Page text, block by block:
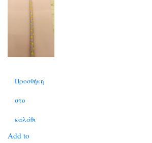
Προσθήκη
στο
καλάθι
Add to